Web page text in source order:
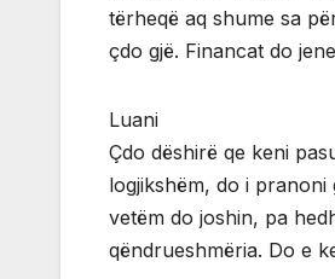
tërheqë aq shume sa
çdo gjë. Financat do
Luani
Çdo dëshirë qe keni
logjikshëm, do i pranoni
vetëm do joshin, pa
qëndrueshmëria. Do e